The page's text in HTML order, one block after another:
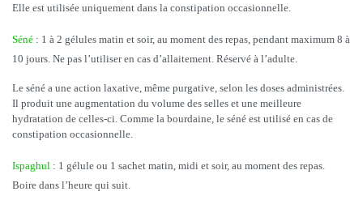
Elle est utilisée uniquement dans la constipation occasionnelle.
Séné : 1 à 2 gélules matin et soir, au moment des repas, pendant maximum 8 à
10 jours. Ne pas l’utiliser en cas d’allaitement. Réservé à l’adulte.
Le séné a une action laxative, même purgative, selon les doses administrées.
Il produit une augmentation du volume des selles et une meilleure
hydratation de celles-ci. Comme la bourdaine, le séné est utilisé en cas de
constipation occasionnelle.
Ispaghul : 1 gélule ou 1 sachet matin, midi et soir, au moment des repas.
Boire dans l’heure qui suit.